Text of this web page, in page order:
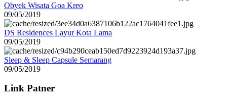
Obyek Wisata Goa Kreo
09/05/2019
DS Residences Layur Kota Lama
09/05/2019
Sleep & Sleep Capsule Semarang
09/05/2019
Link Patner